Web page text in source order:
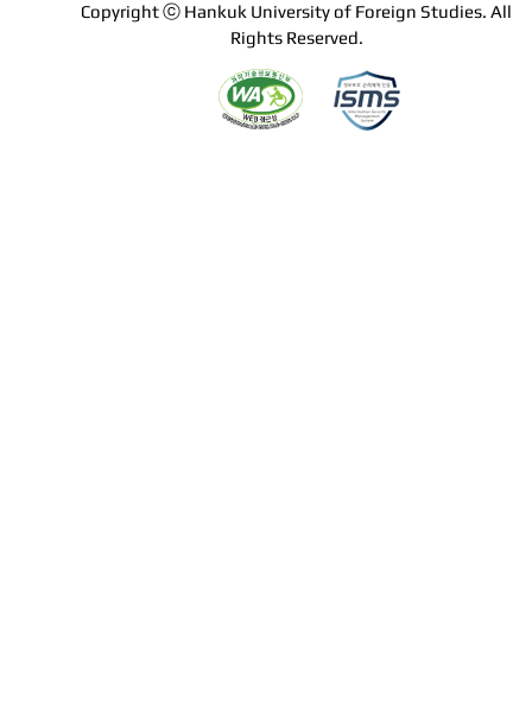
Copyright ⓒ Hankuk University of Foreign Studies. All
Rights Reserved.